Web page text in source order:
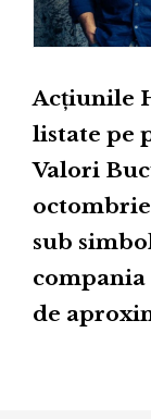
Acțiunile
listate pe
Valori
octombrie
sub
compania
de